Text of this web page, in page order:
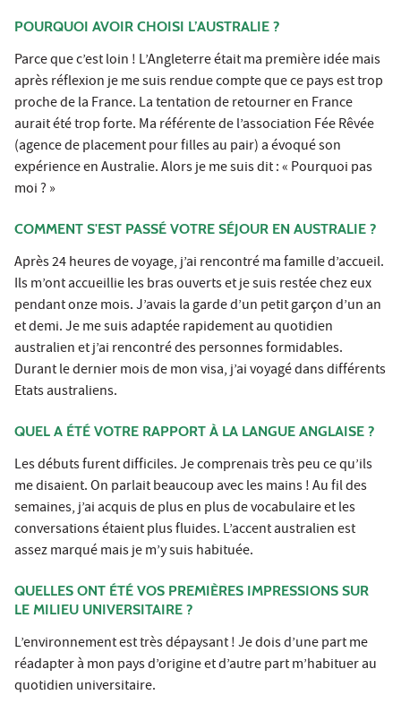
POURQUOI AVOIR CHOISI L’AUSTRALIE ?
Parce que c’est loin ! L’Angleterre était ma première idée mais
après réflexion je me suis rendue compte que ce pays est trop
proche de la France. La tentation de retourner en France
aurait été trop forte. Ma référente de l’association Fée Rêvée
(agence de placement pour filles au pair) a évoqué son
expérience en Australie. Alors je me suis dit : « Pourquoi pas
moi ? »
COMMENT S'EST PASSÉ VOTRE SÉJOUR EN AUSTRALIE ?
Après 24 heures de voyage, j’ai rencontré ma famille d’accueil.
Ils m’ont accueillie les bras ouverts et je suis restée chez eux
pendant onze mois. J’avais la garde d’un petit garçon d’un an
et demi. Je me suis adaptée rapidement au quotidien
australien et j’ai rencontré des personnes formidables.
Durant le dernier mois de mon visa, j’ai voyagé dans différents
Etats australiens.
QUEL A ÉTÉ VOTRE RAPPORT À LA LANGUE ANGLAISE ?
Les débuts furent difficiles. Je comprenais très peu ce qu’ils
me disaient. On parlait beaucoup avec les mains ! Au fil des
semaines, j’ai acquis de plus en plus de vocabulaire et les
conversations étaient plus fluides. L’accent australien est
assez marqué mais je m’y suis habituée.
QUELLES ONT ÉTÉ VOS PREMIÈRES IMPRESSIONS SUR
LE MILIEU UNIVERSITAIRE ?
L’environnement est très dépaysant ! Je dois d’une part me
réadapter à mon pays d’origine et d’autre part m’habituer au
quotidien universitaire.